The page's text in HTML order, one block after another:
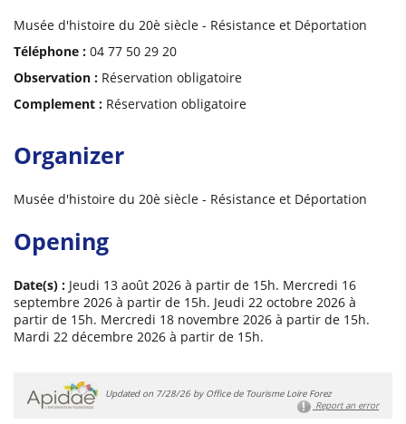
Musée d'histoire du 20è siècle - Résistance et Déportation
Téléphone : 04 77 50 29 20
Observation : Réservation obligatoire
Complement : Réservation obligatoire
Organizer
Musée d'histoire du 20è siècle - Résistance et Déportation
Opening
Date(s) : Jeudi 13 août 2026 à partir de 15h. Mercredi 16
septembre 2026 à partir de 15h. Jeudi 22 octobre 2026 à
partir de 15h. Mercredi 18 novembre 2026 à partir de 15h.
Mardi 22 décembre 2026 à partir de 15h.
Updated on 7/28/26 by Office de Tourisme Loire Forez
Report an error